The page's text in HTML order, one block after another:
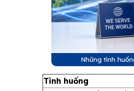
Những tình
Tình huống